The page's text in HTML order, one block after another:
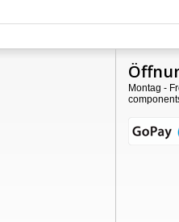
Montag -